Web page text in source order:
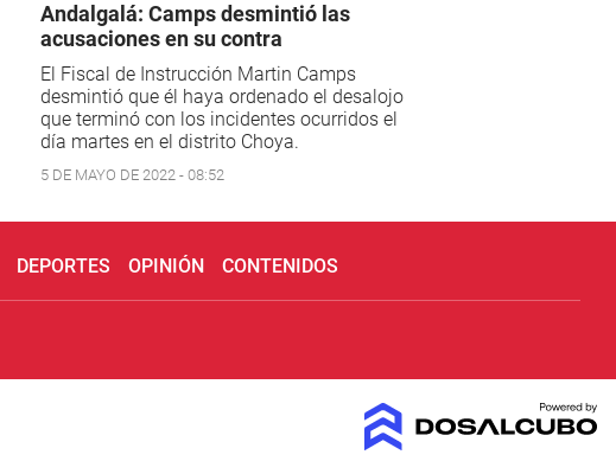
Andalgalá: Camps desmintió las
acusaciones en su contra
El Fiscal de Instrucción Martin Camps
desmintió que él haya ordenado el desalojo
que terminó con los incidentes ocurridos el
día martes en el distrito Choya.
5 DE MAYO DE 2022 - 08:52
DEPORTES OPINIÓN CONTENIDOS